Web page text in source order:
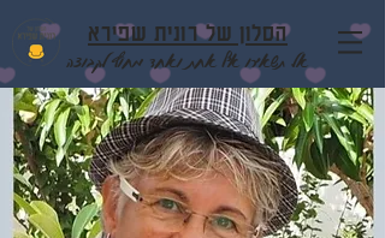
הסלון של רונית שפירא
אל תשאירו אף אחת ואחד מחוץ לקבוצה